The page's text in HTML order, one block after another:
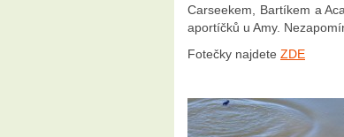
Carseekem, Bartíkem a
aportíčků u Amy.
Fotečky najdete ZDE